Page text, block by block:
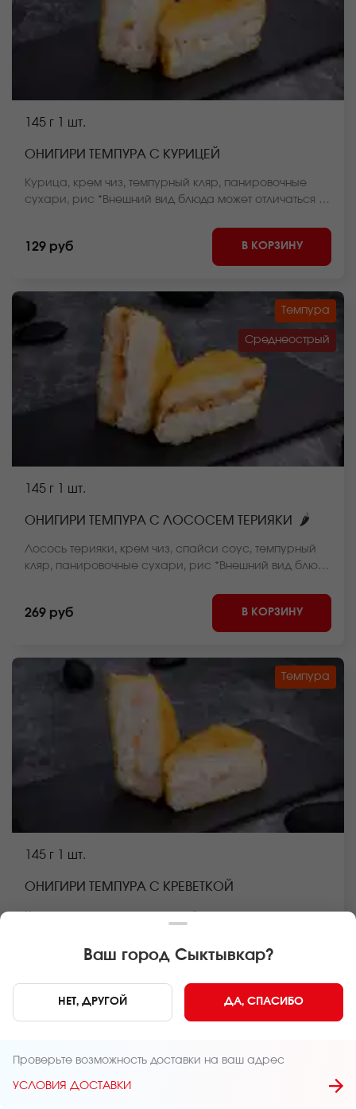
145 г 1 шт.
ОНИГИРИ ТЕМПУРА С КУРИЦЕЙ
Курица, крем чиз, темпурный кляр, панировочные
сухари, рис *Внешний вид блюда может отличаться от
129 руб В КОРЗИНУ
Темпура
Среднеострый
145 г 1 шт.
ОНИГИРИ ТЕМПУРА С ЛОСОСЕМ ТЕРИЯКИ 🌶
Лосось терияки, крем чиз, спайси соус, темпурный
кляр, панировочные сухари, рис *Внешний вид блюда
269 руб В КОРЗИНУ
Темпура
145 г 1 шт.
ОНИГИРИ ТЕМПУРА С КРЕВЕТКОЙ
фото на сайте.Ваш город Сыктывкар?
НЕТ, ДРУГОЙ ДА, СПАСИБО
Проверьте возможность доставки на ваш адрес
УСЛОВИЯ ДОСТАВКИ